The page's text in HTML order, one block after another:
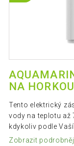
NA
Tento elektrický
vody na teplotu až
kdykoliv podle
Zobrazit